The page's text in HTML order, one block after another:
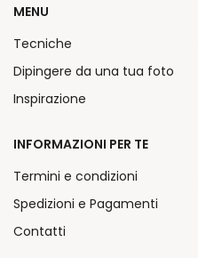
MENU
Tecniche
Dipingere da una tua foto
Inspirazione
INFORMAZIONI PER TE
Termini e condizioni
Spedizioni e Pagamenti
Contatti